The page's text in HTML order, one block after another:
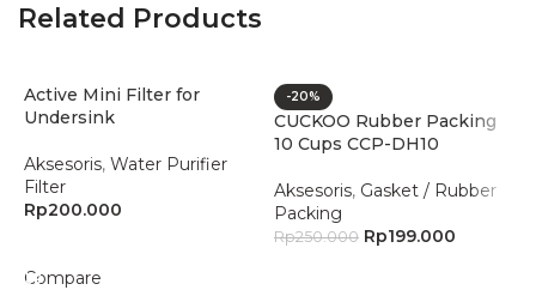
Related Products
Active Mini Filter for
Undersink
Aksesoris, Water Purifier
Filter
Rp200.000
Compare
-20%
CUCKOO Rubber Packing
10 Cups CCP-DH10
Aksesoris, Gasket / Rubber
Packing
Rp250.000 Rp199.000